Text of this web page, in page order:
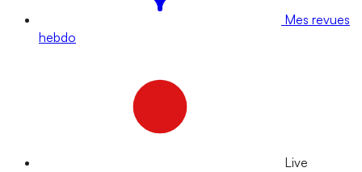
Mes revues
hebdo
Live